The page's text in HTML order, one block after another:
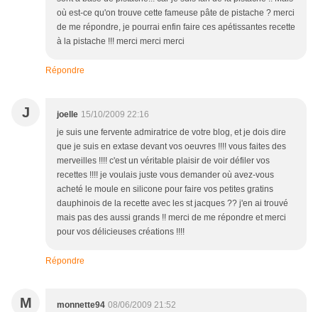
où est-ce qu'on trouve cette fameuse pâte de pistache ? merci
de me répondre, je pourrai enfin faire ces apétissantes recette
à la pistache !!! merci merci merci
Répondre
J joelle 15/10/2009 22:16
je suis une fervente admiratrice de votre blog, et je dois dire
que je suis en extase devant vos oeuvres !!!! vous faites des
merveilles !!!! c'est un véritable plaisir de voir défiler vos
recettes !!!! je voulais juste vous demander où avez-vous
acheté le moule en silicone pour faire vos petites gratins
dauphinois de la recette avec les st jacques ?? j'en ai trouvé
mais pas des aussi grands !! merci de me répondre et merci
pour vos délicieuses créations !!!!
Répondre
M monnette94 08/06/2009 21:52